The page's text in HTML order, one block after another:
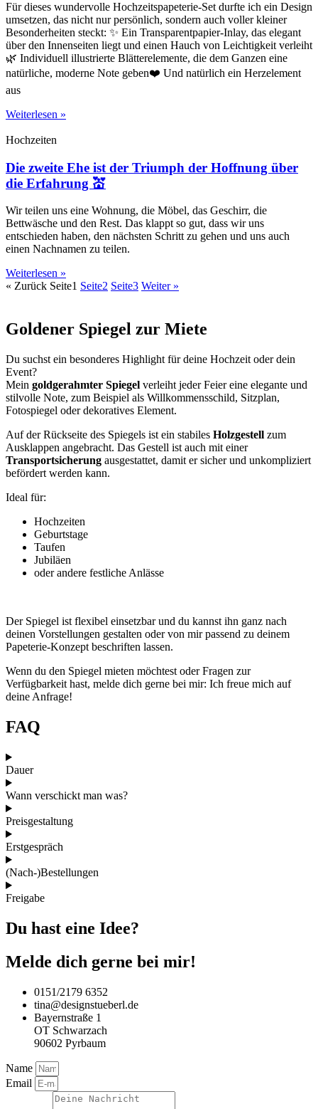
Für dieses wundervolle Hochzeitspapeterie-Set durfte ich ein Design
umsetzen, das nicht nur persönlich, sondern auch voller kleiner
Besonderheiten steckt: ✨ Ein Transparentpapier-Inlay, das elegant
über den Innenseiten liegt und einen Hauch von Leichtigkeit verleiht
🌿 Individuell illustrierte Blätterelemente, die dem Ganzen eine
natürliche, moderne Note geben❤️ Und natürlich ein Herzelement
aus
Weiterlesen »
Hochzeiten
Die zweite Ehe ist der Triumph der Hoffnung über
die Erfahrung 💒
Wir teilen uns eine Wohnung, die Möbel, das Geschirr, die
Bettwäsche und den Rest. Das klappt so gut, dass wir uns
entschieden haben, den nächsten Schritt zu gehen und uns auch
einen Nachnamen zu teilen.
Weiterlesen »
« Zurück Seite1 Seite2 Seite3 Weiter »
Goldener Spiegel zur Miete
Du suchst ein besonderes Highlight für deine Hochzeit oder dein
Event?
Mein goldgerahmter Spiegel verleiht jeder Feier eine elegante und
stilvolle Note, zum Beispiel als Willkommensschild, Sitzplan,
Fotospiegel oder dekoratives Element.
Auf der Rückseite des Spiegels ist ein stabiles Holzgestell zum
Ausklappen angebracht. Das Gestell ist auch mit einer
Transportsicherung ausgestattet, damit er sicher und unkompliziert
befördert werden kann.
Ideal für:
Hochzeiten
Geburtstage
Taufen
Jubiläen
oder andere festliche Anlässe
Der Spiegel ist flexibel einsetzbar und du kannst ihn ganz nach
deinen Vorstellungen gestalten oder von mir passend zu deinem
Papeterie-Konzept beschriften lassen.
Wenn du den Spiegel mieten möchtest oder Fragen zur
Verfügbarkeit hast, melde dich gerne bei mir: Ich freue mich auf
deine Anfrage!
FAQ
Dauer
Wann verschickt man was?
Preisgestaltung
Erstgespräch
(Nach-)Bestellungen
Freigabe
Du hast eine Idee?
Melde dich gerne bei mir!
0151/2179 6352
tina@designstueberl.de
Bayernstraße 1
OT Schwarzach
90602 Pyrbaum
Name
Email